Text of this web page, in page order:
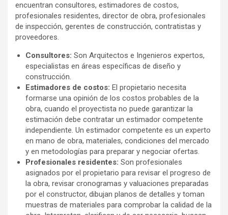
encuentran consultores, estimadores de costos,
profesionales residentes, director de obra, profesionales
de inspección, gerentes de construcción, contratistas y
proveedores.
Consultores: Son Arquitectos e Ingenieros expertos,
especialistas en áreas específicas de diseño y
construcción.
Estimadores de costos: El propietario necesita
formarse una opinión de los costos probables de la
obra, cuando el proyectista no puede garantizar la
estimación debe contratar un estimador competente
independiente. Un estimador competente es un experto
en mano de obra, materiales, condiciones del mercado
y en metodologías para preparar y negociar ofertas.
Profesionales residentes: Son profesionales
asignados por el propietario para revisar el progreso de
la obra, revisar cronogramas y valuaciones preparadas
por el constructor, dibujan planos de detalles y toman
muestras de materiales para comprobar la calidad de la